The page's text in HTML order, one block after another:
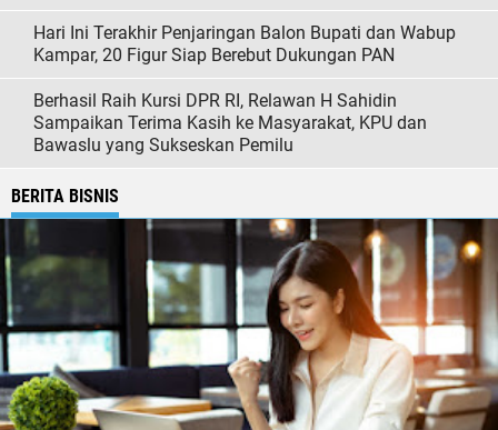
Hari Ini Terakhir Penjaringan Balon Bupati dan Wabup
Kampar, 20 Figur Siap Berebut Dukungan PAN
Berhasil Raih Kursi DPR RI, Relawan H Sahidin
Sampaikan Terima Kasih ke Masyarakat, KPU dan
Bawaslu yang Sukseskan Pemilu
BERITA BISNIS